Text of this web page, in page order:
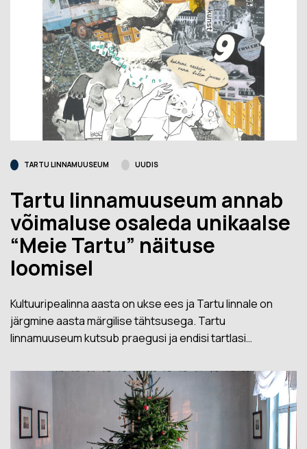
TARTU LINNAMUUSEUM UUDIS
Tartu linnamuuseum annab
võimaluse osaleda unikaalse
“Meie Tartu” näituse
loomisel
Kultuuripealinna aasta on ukse ees ja Tartu linnale on
järgmine aasta märgilise tähtsusega. Tartu
linnamuuseum kutsub praegusi ja endisi tartlasi…